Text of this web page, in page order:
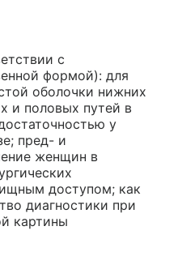
с
формой): для
оболочки нижних
и половых путей в
у
пред- и
женщин в
доступом; как
диагностики при
картины